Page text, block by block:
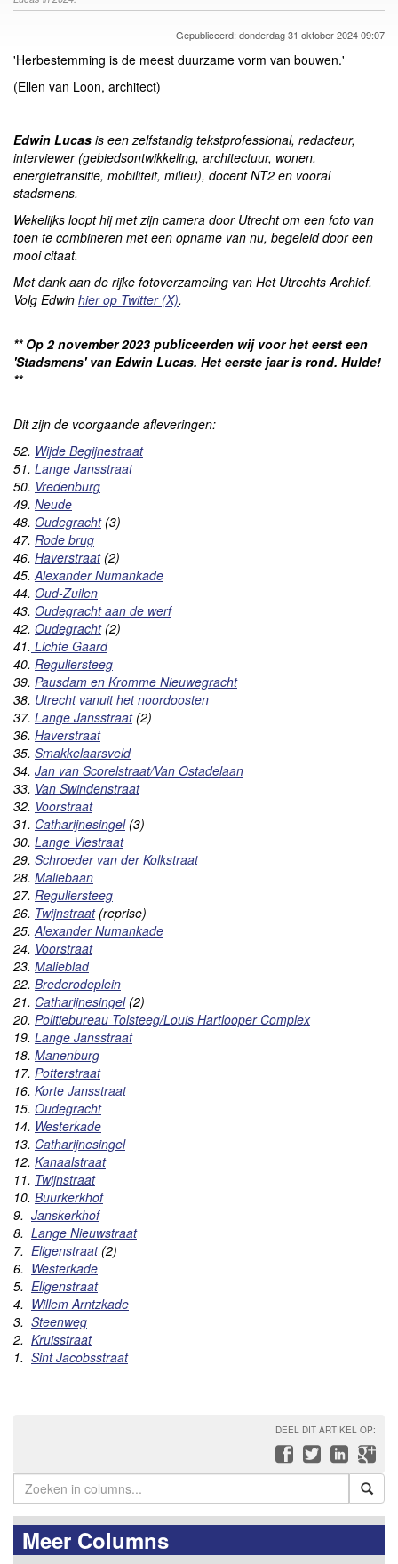
Gepubliceerd: donderdag 31 oktober 2024 09:07
'Herbestemming is de meest duurzame vorm van bouwen.'
(Ellen van Loon, architect)
Edwin Lucas is een zelfstandig tekstprofessional, redacteur,
interviewer (gebiedsontwikkeling, architectuur, wonen,
energietransitie, mobiliteit, milieu), docent NT2 en vooral
stadsmens.
Wekelijks loopt hij met zijn camera door Utrecht om een foto van
toen te combineren met een opname van nu, begeleid door een
mooi citaat.
Met dank aan de rijke fotoverzameling van Het Utrechts Archief.
Volg Edwin hier op Twitter (X).
** Op 2 november 2023 publiceerden wij voor het eerst een
'Stadsmens' van Edwin Lucas. Het eerste jaar is rond. Hulde!
**
Dit zijn de voorgaande afleveringen:
52. Wijde Begijnestraat
51. Lange Jansstraat
50. Vredenburg
49. Neude
48. Oudegracht(3)
47. Rode brug
46. Haverstraat(2)
45. Alexander Numankade
44. Oud-Zuilen
43. Oudegracht aan de werf
42. Oudegracht(2)
41. Lichte Gaard
40. Reguliersteeg
39. Pausdam en Kromme Nieuwegracht
38. Utrecht vanuit het noordoosten
37. Lange Jansstraat(2)
36. Haverstraat
35. Smakkelaarsveld
34. Jan van Scorelstraat/Van Ostadelaan
33. Van Swindenstraat
32. Voorstraat
31. Catharijnesingel(3)
30. Lange Viestraat
29. Schroeder van der Kolkstraat
28. Maliebaan
27. Reguliersteeg
26. Twijnstraat(reprise)
25. Alexander Numankade
24. Voorstraat
23. Malieblad
22. Brederodeplein
21. Catharijnesingel(2)
20. Politiebureau Tolsteeg/Louis Hartlooper Complex
19. Lange Jansstraat
18. Manenburg
17. Potterstraat
16. Korte Jansstraat
15. Oudegracht
14. Westerkade
13. Catharijnesingel
12. Kanaalstraat
11. Twijnstraat
10. Buurkerkhof
9. Janskerkhof
8. Lange Nieuwstraat
7. Eligenstraat(2)
6. Westerkade
5. Eligenstraat
4. Willem Arntzkade
3. Steenweg
2. Kruisstraat
1. Sint Jacobsstraat
DEEL DIT ARTIKEL OP:
Meer Columns